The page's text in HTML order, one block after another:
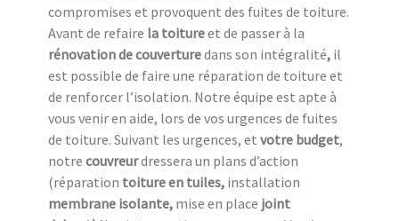
compromises et provoquent des fuites de toiture.
Avant de refaire la toitureet de passer à la
rénovation de couverturedans son intégralité, il
est possible de faire une réparation de toiture et
de renforcer l’isolation. Notre équipe est apte à
vous venir en aide, lors de vos urgences de fuites
de toiture. Suivant les urgences, et votre budget,
notre couvreurdressera un plans d’action
(réparation toiture en tuiles, installation
membrane isolante, mise en place joint